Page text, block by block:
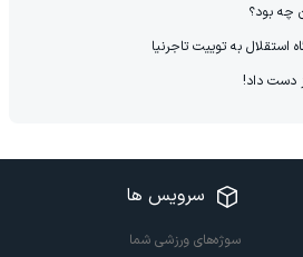
چه بود؟
به توییت تاجرنیا
دست داد!
سرویس ها
سوژه‌های ورزشی شما